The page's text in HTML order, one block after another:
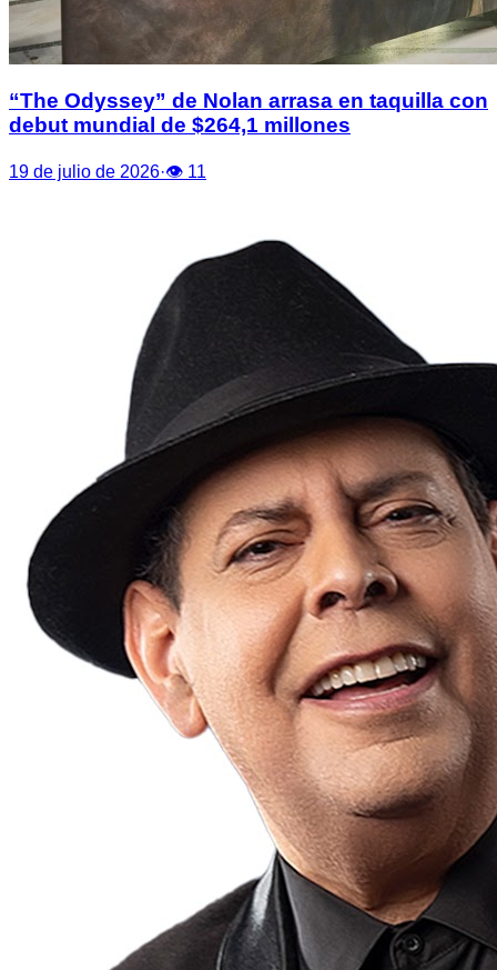
“The Odyssey” de Nolan arrasa en taquilla con
debut mundial de $264,1 millones
19 de julio de 2026·👁 11